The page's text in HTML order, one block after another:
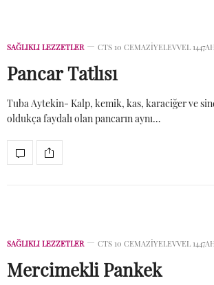
SAĞLIKLI LEZZETLER CTS 10 CEMAZIYELEVVEL
Pancar Tatlısı
Tuba Aytekin- Kalp, kemik, kas, karaciğer ve
oldukça faydalı olan pancarın aynı…
SAĞLIKLI LEZZETLER CTS 10 CEMAZIYELEVVEL
Mercimekli Pankek